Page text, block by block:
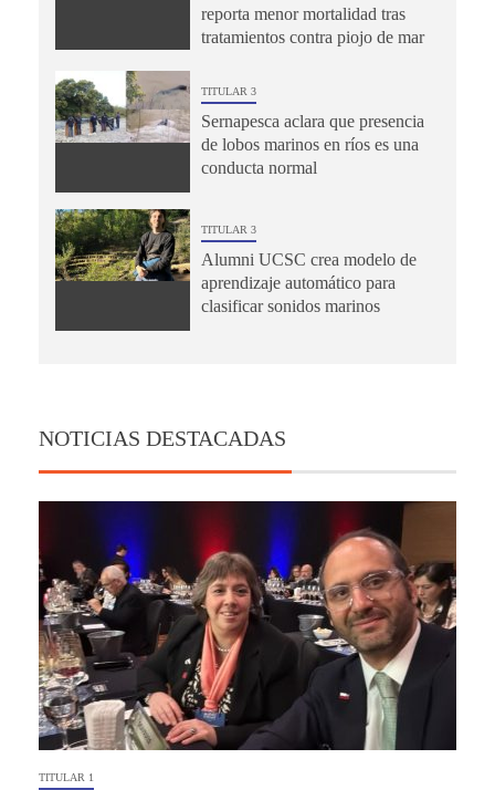
reporta menor mortalidad tras
tratamientos contra piojo de mar
TITULAR 3
Sernapesca aclara que presencia
de lobos marinos en ríos es una
conducta normal
TITULAR 3
Alumni UCSC crea modelo de
aprendizaje automático para
clasificar sonidos marinos
NOTICIAS DESTACADAS
TITULAR 1